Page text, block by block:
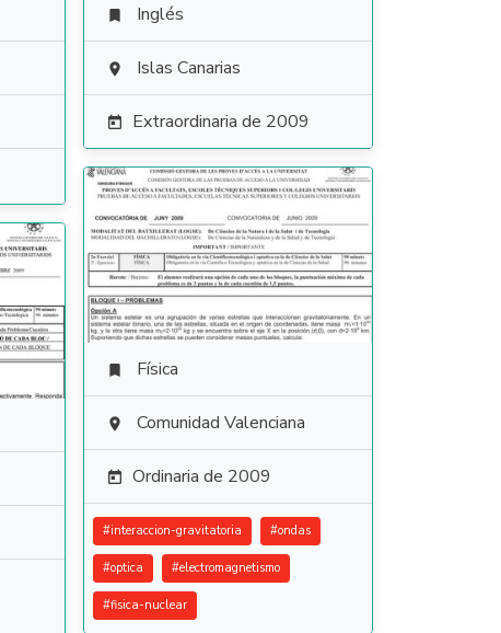
 Inglés
 Islas Canarias
 Extraordinaria de 2009
 Física
 Comunidad Valenciana
 Ordinaria de 2009
#interaccion-gravitatoria #ondas
#optica #electromagnetismo
#fisica-nuclear